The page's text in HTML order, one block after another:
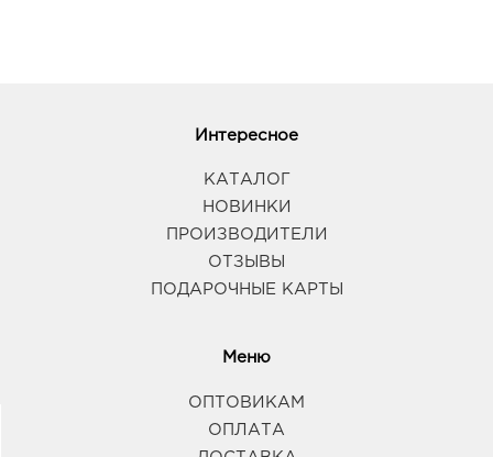
Интересное
КАТАЛОГ
НОВИНКИ
ПРОИЗВОДИТЕЛИ
ОТЗЫВЫ
ПОДАРОЧНЫЕ КАРТЫ
Меню
ОПТОВИКАМ
ОПЛАТА